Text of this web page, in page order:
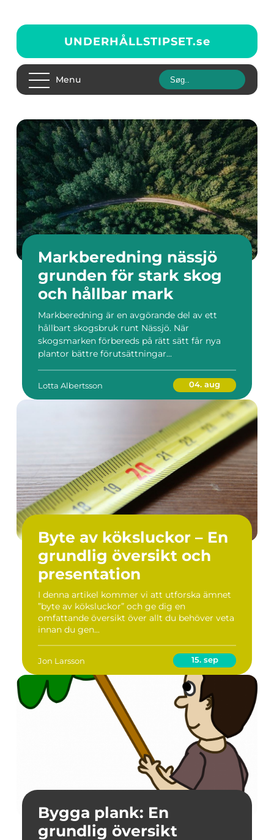
UNDERHÅLLSTIPSET.se
Menu
Markberedning nässjö
grunden för stark skog
och hållbar mark
Markberedning är en avgörande del av ett
hållbart skogsbruk runt Nässjö. När
skogsmarken förbereds på rätt sätt får nya
plantor bättre förutsättningar...
Lotta Albertsson 04. aug
Byte av köksluckor – En
grundlig översikt och
presentation
I denna artikel kommer vi att utforska ämnet
”byte av köksluckor” och ge dig en
omfattande översikt över allt du behöver veta
innan du gen...
Jon Larsson 15. sep
Bygga plank: En
grundlig översikt